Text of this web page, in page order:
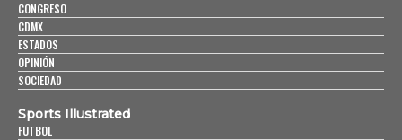
CONGRESO
CDMX
ESTADOS
OPINIÓN
SOCIEDAD
Sports Illustrated
FUTBOL